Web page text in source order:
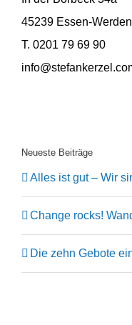
45239 Essen-Werden
T. 0201 79 69 90
Neueste Beiträge
Alles ist gut – Wir
Change rocks!
Die zehn Gebote